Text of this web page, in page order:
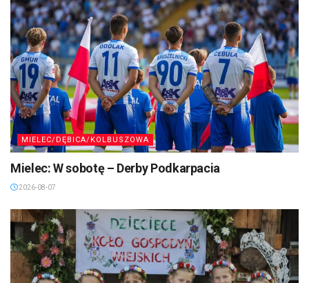
MIELEC/DĘBICA/KOLBUSZOWA
Mielec: W sobotę – Derby Podkarpacia
2026-08-07